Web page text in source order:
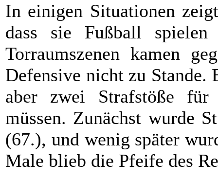
In einigen Situationen
dass sie Fußball spielen
Torraumszenen kamen
Defensive nicht zu Stande.
aber zwei Strafstöße
müssen. Zunächst wurde
(67.), und wenig später
Male blieb die Pfeife des